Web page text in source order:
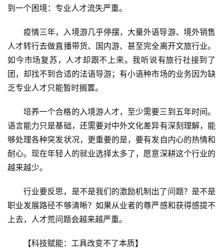
兴
智
慧
旅
游
+
文
旅
社
区
登录 注册
到一个困境：专业人才流失严重。
疫情三年，入境游几乎停摆，大量外语导游、境外销售
人才转行去做直播带货、国内游、甚至完全离开文旅行业。
如今市场复苏，人才却跟不上来。我听说有旅行社接到了
团，却找不到合适的法语导游；有小语种市场的业务因为缺
乏专业人才只能暂时搁置。
培养一个合格的入境游人才，至少需要三到五年时间。
语言能力只是基础，还需要对中外文化差异有深刻理解，能
够处理各种突发状况，更重要的是，要有发自内心的热情和
耐心。现在年轻人的就业选择太多了，愿意深耕这个行业的
越来越少。
行业要反思，是不是我们的激励机制出了问题？是不是
职业发展路径不够清晰？如果从业者的尊严感和获得感提不
上去，人才荒问题会越来越严重。
【科技赋能：工具改变不了本质】